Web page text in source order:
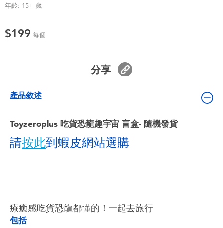
夏日
電池
任天堂 Switch
生活雜貨
年齡: 15+ 歲
$199 每個
分享
產品敘述
Toyzeroplus 吃貨恐龍趣宇宙 盲盒- 隨機發貨
請按此到蝦皮網站選購
療癒感吃貨恐龍都懂的！一起去旅行
包括